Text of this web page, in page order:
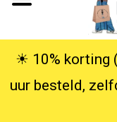
Knuffels
Poppen
☀︎ 10% korting
uur besteld,